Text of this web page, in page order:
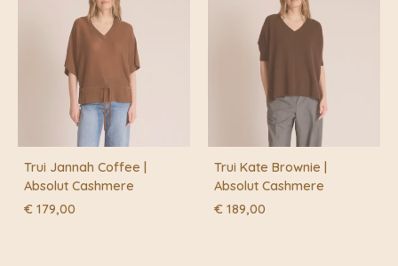
Trui Jannah Coffee |
Absolut Cashmere
€ 179,00
Trui Kate Brownie |
Absolut Cashmere
€ 189,00